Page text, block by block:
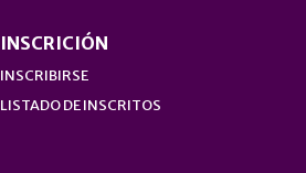
INSCRICIÓN
INSCRIBIRSE
LISTADO DE INSCRITOS